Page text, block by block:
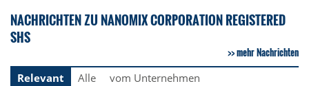
NACHRICHTEN ZU NANOMIX CORPORATION REGISTERED
SHS
mehr Nachrichten
Relevant
Alle vom Unternehmen